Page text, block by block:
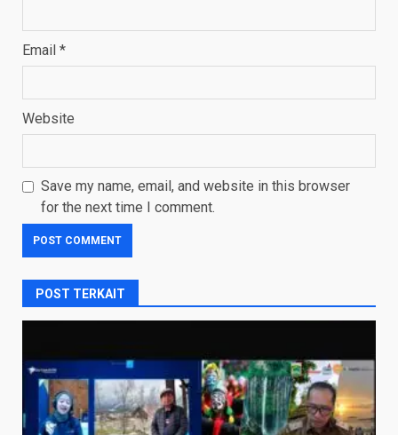
Email *
Website
Save my name, email, and website in this browser
for the next time I comment.
POST TERKAIT